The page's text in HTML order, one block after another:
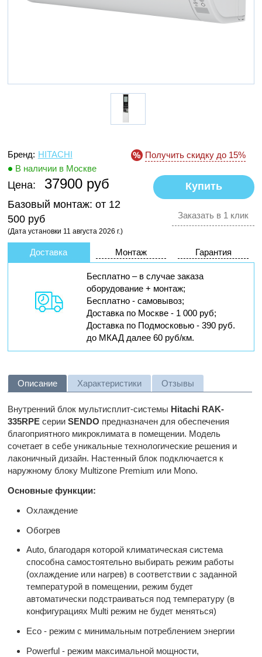
Бренд: HITACHI
В наличии в Москве
Цена: 37900 руб
Базовый монтаж: от 12
500 руб
(Дата установки 11 августа 2026 г.)
Получить скидку до 15%
Заказать в 1 клик
Доставка Монтаж Гарантия
Бесплатно – в случае заказа
оборудование + монтаж;
Бесплатно - самовывоз;
Доставка по Москве - 1 000 руб;
Доставка по Подмосковью - 390 руб.
до МКАД далее 60 руб/км.
Описание Характеристики Отзывы
Внутренний блок мультисплит-системы Hitachi RAK-
335RPEсерии SENDO предназначен для обеспечения
благоприятного микроклимата в помещении. Модель
сочетает в себе уникальные технологические решения и
лаконичный дизайн. Настенный блок подключается к
наружному блоку Multizone Premium или Mono.
Основные функции:
Охлаждение
Обогрев
Auto, благодаря которой климатическая система
способна самостоятельно выбирать режим работы
(охлаждение или нагрев) в соответствии с заданной
температурой в помещении, режим будет
автоматически подстраиваться под температуру (в
конфигурациях Multi режим не будет меняться)
Eco - режим с минимальным потреблением энергии
Powerful - режим максимальной мощности,